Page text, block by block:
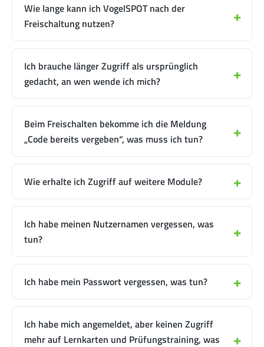
Wie lange kann ich VogelSPOT nach der
Freischaltung nutzen?
Ich brauche länger Zugriff als ursprünglich
gedacht, an wen wende ich mich?
Beim Freischalten bekomme ich die Meldung
„Code bereits vergeben“, was muss ich tun?
Wie erhalte ich Zugriff auf weitere Module?
Ich habe meinen Nutzernamen vergessen, was
tun?
Ich habe mein Passwort vergessen, was tun?
Ich habe mich angemeldet, aber keinen Zugriff
mehr auf Lernkarten und Prüfungstraining, was